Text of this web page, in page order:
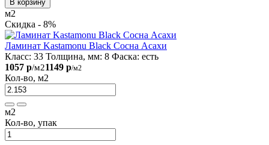
В корзину
м2
Скидка - 8%
Ламинат Kastamonu Black Сосна Асахи
Класс: 33 Толщина, мм: 8 Фаска: есть
1057 р/м21149 р/м2
Кол-во, м2
м2
Кол-во, упак